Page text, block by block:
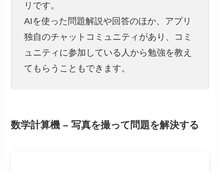
リです。
AIを使った問題解説や回答のほか、アプリ
独自のチャットコミュニティがあり、コミ
ュニティに参加している人から勉強を教え
てもらうこともできます。
数学計算機 – 写真を撮って問題を解決する